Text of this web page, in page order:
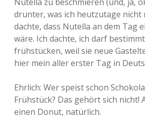
drunter, was ich heutzutage nicht
dachte, dass Nutella an dem Tag
wäre. Ich dachte, ich darf
frühstücken, weil sie neue
hier mein aller erster Tag in
Ehrlich: Wer speist schon
Frühstück? Das gehört sich nicht!
einen Donut, natürlich.